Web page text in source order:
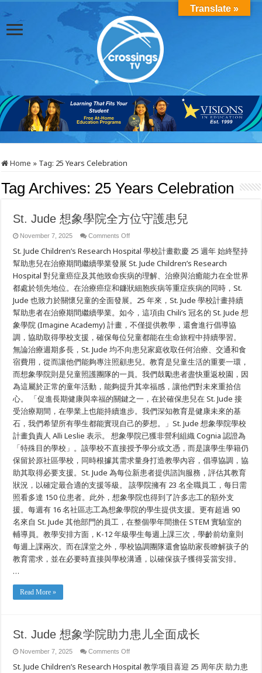
Home » Tag: 25 Years Celebration
Tag Archives: 25 Years Celebration
St. Jude 想象學院全方位守護患兒
November 7, 2025 Comments Offon
Jude
象
學
院
全
方
位
守
護
患
兒
St. Jude Children’s Research Hospital 學校計畫歡慶 25 週年 始終堅持
幫助患兒在治療期間繼續學業發展 St. Jude Children’s Research
Hospital 對兒童癌症及其他致命疾病的理解、治療與治癒能力在全世界
都處於領先地位。在治療癌症和鐮狀細胞疾病等重症疾病的同時，St.
Jude 也致力於關懷兒童的全面發展。25 年來，St. Jude 學校計畫持續
幫助患者在治療期間繼續學業。如今，這項由 Chili’s 冠名的 St. Jude 想
象學院 (Imagine Academy) 計畫，不僅提供教學，還會進行倡導協
調，協助取得學校支援，確保每位兒童都能在生命旅程中持續學習。
無論治療週期多長，St. Jude 均不向患兒家庭收取任何治療、交通和食
宿費用，從而讓他們能夠專注照顧患兒。教育是兒童生活的重要一環，
而想象學院則是兒童照護團隊的一員。我們鼓勵患者盡快重返校園，因
為這屬於正常的童年活動，能夠提升其幸福感，讓他們對未來重拾信
心。 「促進長期健康與幸福的關鍵之一，在於確保患兒在 St. Jude 接
受治療期間，在學業上也能持續進步。我們深知教育是健康未來的基
石，我們希望所有學生都能實現自己的夢想。」St. Jude 想象學院學校
計畫負責人 Alli Leslie 表示。 想象學院已獲非營利組織 Cognia 認證為
「特殊目的學校」。該學校不直接授予學分或文憑，而是讓學生學籍仍
保留於原社區學校，同時根據其需求量身打造教學內容，倡導協調，協
助其取得必要支援。St. Jude 為每位新患者提供諮詢服務，評估其教育
狀況，以確定最合適的支援等級。 該學院擁有 23 名全職員工，每日需
照看多達 150 位患者。此外，想象學院也得到了許多志工的額外支
援。每週有 16 名社區志工為想象學院的學生提供支援。更有超過 90
名來自 St. Jude 其他部門的員工，在整個學年間擔任 STEM 實驗室的
輔導員。教學安排方面，K-12 年級學生每週上課三次，學齡前幼童則
每週上課兩次。而在課堂之外，學校協調團隊還會協助家長瞭解孩子的
教育需求，並在必要時直接與學校溝通，以確保孩子獲得妥當安排。
…
Read More »
St. Jude 想象学院助力患儿全面成长
November 7, 2025 Comments Offon
Jude
St. Jude Children’s Research Hospital 教学项目喜迎 25 周年庆 助力患
Translate »